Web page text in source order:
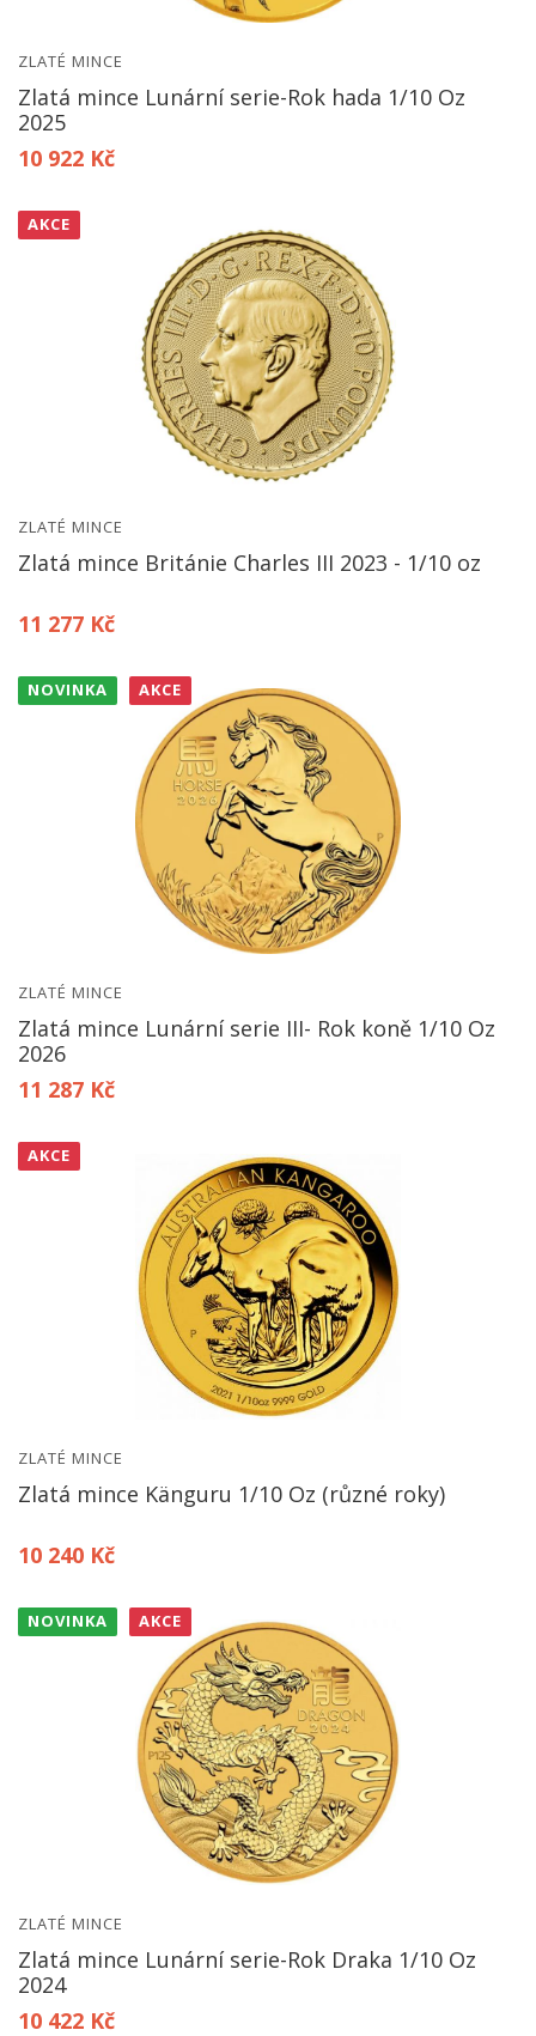
ZLATÉ MINCE
Zlatá mince Lunární serie-Rok hada 1/10 Oz
2025
10 922 Kč
AKCE
ZLATÉ MINCE
Zlatá mince Británie Charles III 2023 - 1/10 oz
11 277 Kč
NOVINKA AKCE
ZLATÉ MINCE
Zlatá mince Lunární serie III- Rok koně 1/10 Oz
2026
11 287 Kč
AKCE
ZLATÉ MINCE
Zlatá mince Känguru 1/10 Oz (různé roky)
10 240 Kč
NOVINKA AKCE
ZLATÉ MINCE
Zlatá mince Lunární serie-Rok Draka 1/10 Oz
2024
10 422 Kč